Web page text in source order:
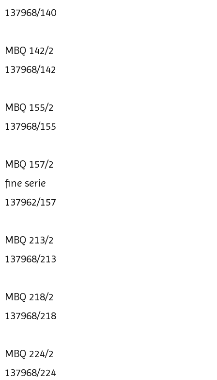
137968/140
MBQ 142/2
137968/142
MBQ 155/2
137968/155
MBQ 157/2
fine serie
137962/157
MBQ 213/2
137968/213
MBQ 218/2
137968/218
MBQ 224/2
137968/224